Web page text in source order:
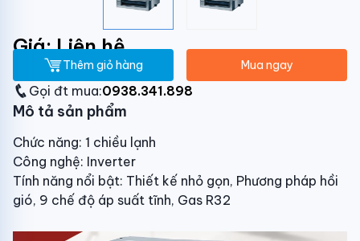
Giá: Liên hệ
Thêm giỏ hàng Mua ngay
Gọi đt mua:0938.341.898
Mô tả sản phẩm
Chức năng: 1 chiều lạnh
Công nghệ: Inverter
Tính năng nổi bật: Thiết kế nhỏ gọn, Phương pháp hồi
gió, 9 chế độ áp suất tĩnh, Gas R32